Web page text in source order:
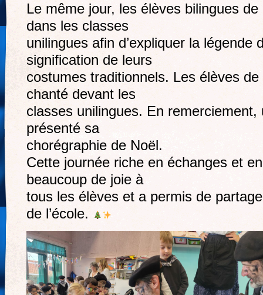
Le même jour, les élèves bilingues
dans les classes
unilingues afin d’expliquer la légende
signification de leurs
costumes traditionnels. Les élèves
chanté devant les
classes unilingues. En remerciement,
présenté sa
chorégraphie de Noël.
Cette journée riche en échanges et
beaucoup de joie à
tous les élèves et a permis de
de l’école.